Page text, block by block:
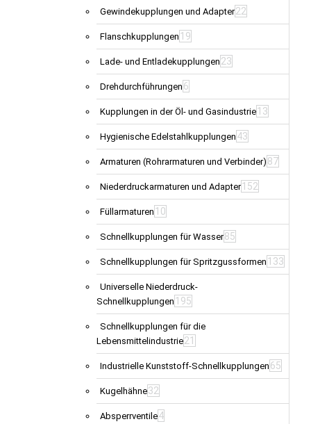
Gewindekupplungen und Adapter22
Flanschkupplungen 19
Lade- und Entladekupplungen 23
Drehdurchführungen 6
Kupplungen in der Öl- und Gasindustrie 13
Hygienische Edelstahlkupplungen 43
Armaturen (Rohrarmaturen und Verbinder) 87
Niederdruckarmaturen und Adapter 152
Füllarmaturen 10
Schnellkupplungen für Wasser85
Schnellkupplungen für Spritzgussformen 133
Universelle Niederdruck-
Schnellkupplungen 195
Schnellkupplungen für die
Lebensmittelindustrie21
Industrielle Kunststoff-Schnellkupplungen 65
Kugelhähne32
Absperrventile4